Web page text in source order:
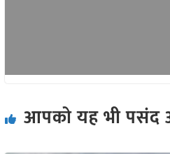
आपको यह भी